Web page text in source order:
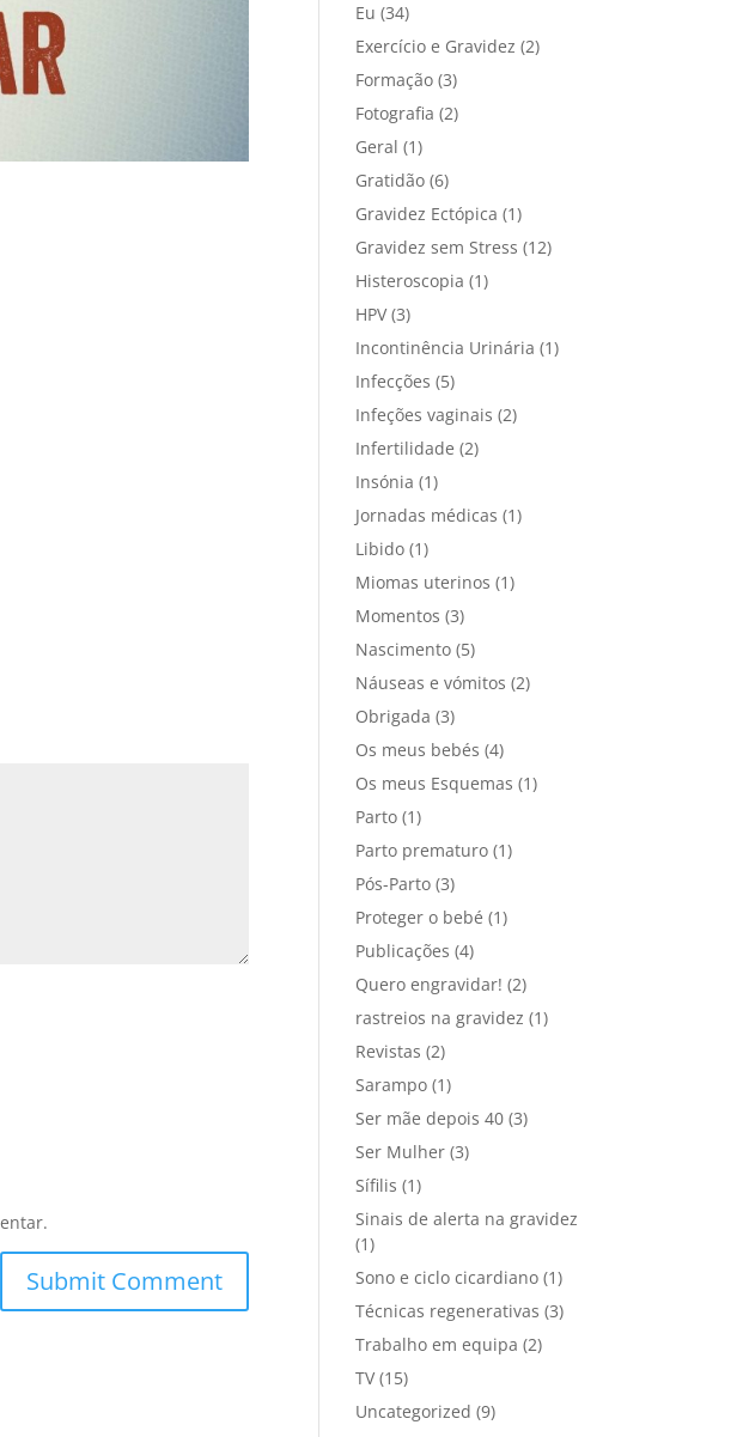
Eu (34)
Exercício e Gravidez (2)
Formação (3)
Fotografia (2)
Geral (1)
Gratidão (6)
Gravidez Ectópica (1)
Gravidez sem Stress (12)
Histeroscopia (1)
HPV(3)
Incontinência Urinária (1)
Infecções (5)
Infeções vaginais (2)
Infertilidade (2)
Insónia (1)
Jornadas médicas (1)
Libido (1)
Miomas uterinos (1)
Momentos (3)
Nascimento (5)
Náuseas e vómitos (2)
Obrigada (3)
Os meus bebés (4)
Os meus Esquemas (1)
Parto (1)
Parto prematuro (1)
Pós-Parto (3)
Proteger o bebé (1)
Publicações (4)
Quero engravidar! (2)
rastreios na gravidez (1)
Revistas (2)
Sarampo (1)
Ser mãe depois 40 (3)
Ser Mulher (3)
Sífilis (1)
Sinais de alerta na gravidez
(1)
Sono e ciclo cicardiano (1)
Técnicas regenerativas (3)
Trabalho em equipa (2)
TV(15)
Uncategorized (9)